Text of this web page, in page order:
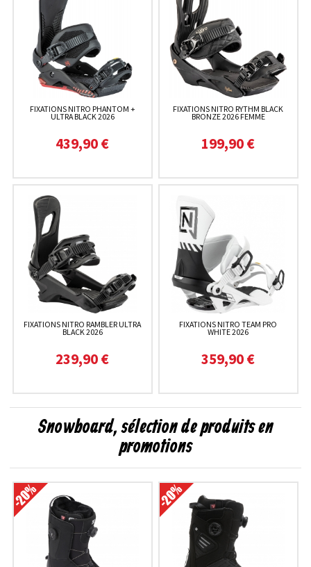
FIXATIONS NITRO PHANTOM +
ULTRA BLACK 2026
439,90 €
FIXATIONS NITRO RYTHM BLACK
BRONZE 2026 FEMME
199,90 €
FIXATIONS NITRO RAMBLER ULTRA
BLACK 2026
239,90 €
FIXATIONS NITRO TEAM PRO
WHITE 2026
359,90 €
Snowboard, sélection de produits en
promotions